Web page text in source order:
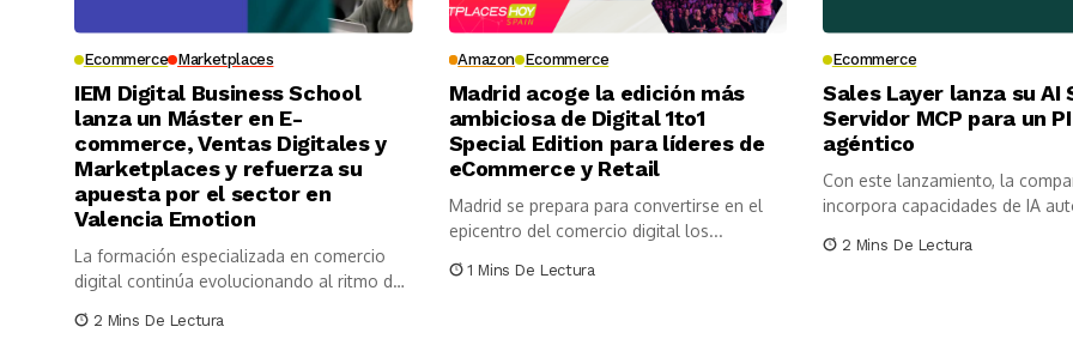
Ecommerce Marketplaces
IEM Digital Business School
lanza un Máster en E-
commerce, Ventas Digitales y
Marketplaces y refuerza su
apuesta por el sector en
Valencia Emotion
La formación especializada en comercio
digital continúa evolucionando al ritmo del
2 Mins De Lectura
Amazon Ecommerce
Madrid acoge la edición más
ambiciosa de Digital 1to1
Special Edition para líderes de
eCommerce y Retail
Madrid se prepara para convertirse en el
epicentro del comercio digital los...
1 Mins De Lectura
Ecommerce
Sales Layer lanza su AI
Servidor MCP para un
agéntico
Con este lanzamiento, la
incorpora capacidades de IA
2 Mins De Lectura